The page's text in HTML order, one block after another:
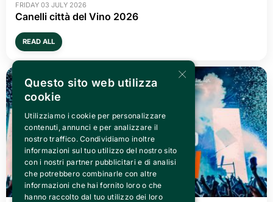
FRIDAY 03 JULY 2026
Canelli città del Vino 2026
READ ALL
×
Questo sito web utilizza
cookie
Utilizziamo i cookie per personalizzare
contenuti, annunci e per analizzare il
nostro traffico. Condividiamo inoltre
informazioni sul tuo utilizzo del nostro sito
con i nostri partner pubblicitari e di analisi
che potrebbero combinarle con altre
informazioni che hai fornito loro o che
hanno raccolto dal tuo utilizzo dei loro